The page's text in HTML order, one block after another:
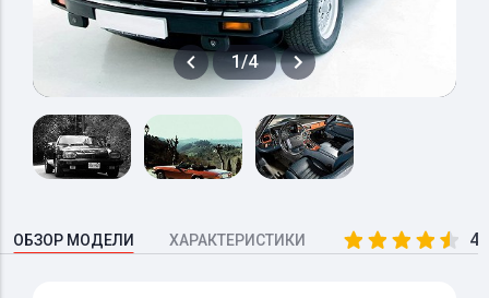
1/4
ОБЗОР МОДЕЛИ ХАРАКТЕРИСТИКИ